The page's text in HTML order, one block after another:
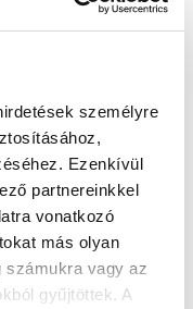
személyre
Ezenkívül
partnereinkkel
vonatkozó
más olyan
számukra vagy az
gyűjtöttek. A